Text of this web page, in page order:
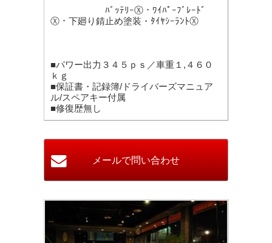
ﾊﾞｯﾃﾘｰⓍ・ﾜｲﾊﾟｰﾌﾞﾚｰﾄﾞ
Ⓧ・下廻り錆止め塗装・ﾀｲﾔｼｰﾗﾝﾄⓍ
■パワー出力３４５ｐｓ／車重１,４６０
ｋｇ
■保証書・記録簿/ドライバーズマニュア
ル/スペアキー付属
■修復歴無し